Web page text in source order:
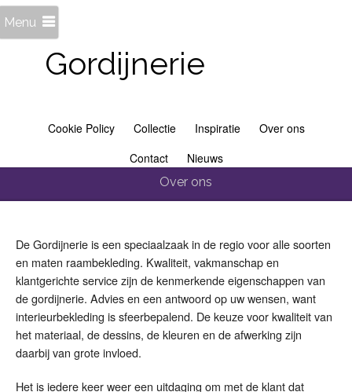
Gordijnerie
Menu
Cookie Policy Collectie Inspiratie
Over ons
Contact
Nieuws
Over ons
De Gordijnerie is een speciaalzaak in de regio voor alle soorten
en maten raambekleding. Kwaliteit, vakmanschap en
klantgerichte service zijn de kenmerkende eigenschappen van
de gordijnerie. Advies en een antwoord op uw wensen, want
interieurbekleding is sfeerbepalend. De keuze voor kwaliteit van
het materiaal, de dessins, de kleuren en de afwerking zijn
daarbij van grote invloed.
Het is iedere keer weer een uitdaging om met de klant dat